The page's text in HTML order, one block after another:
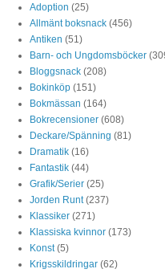
Adoption (25)
Allmänt boksnack (456)
Antiken (51)
Barn- och Ungdomsböcker
Bloggsnack (208)
Bokinköp (151)
Bokmässan (164)
Bokrecensioner (608)
Deckare/Spänning (81)
Dramatik (16)
Fantastik (44)
Grafik/Serier (25)
Jorden Runt (237)
Klassiker (271)
Klassiska kvinnor (173)
Konst (5)
Krigsskildringar (62)